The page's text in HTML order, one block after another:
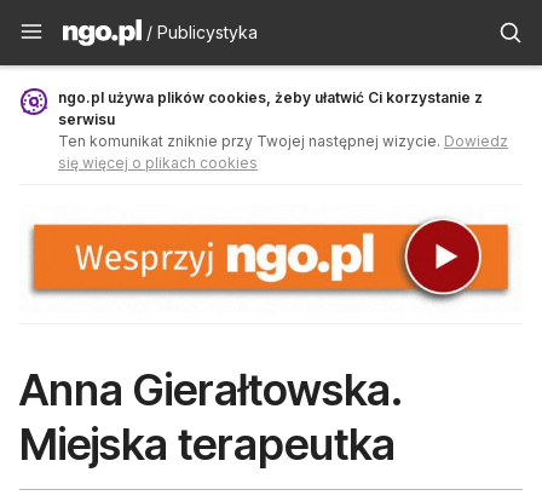
Publicystyka - ngo.pl
/ Publicystyka
ngo.pl używa plików cookies, żeby ułatwić Ci korzystanie z
serwisu
Ten komunikat zniknie przy Twojej następnej wizycie. Dowiedz
się więcej o plikach cookies
Anna Gierałtowska.
Miejska terapeutka